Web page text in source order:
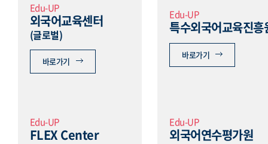
Edu-UP
외국어교육센터
(글로벌)
바로가기
Edu-UP
특수외국어교육진흥
바로가기
Edu-UP
FLEX Center
Edu-UP
외국어연수평가원